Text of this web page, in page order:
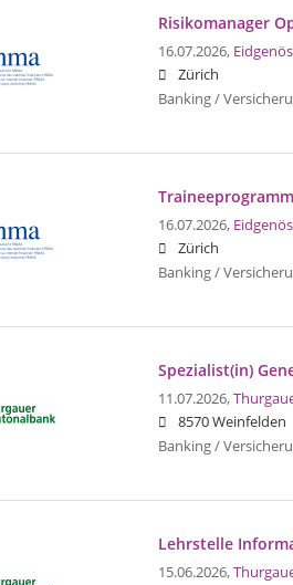
Risikomanager
16.07.2026,
Zürich
Banking /
16.07.2026,
Zürich
Banking /
Spezialist(in)
11.07.2026,
8570 Weinfelden
Banking /
Lehrstelle
15.06.2026,